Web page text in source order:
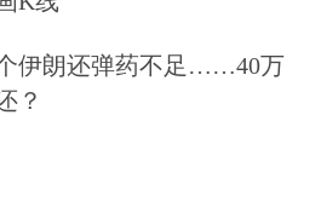
伊朗还弹药不足……40万
？